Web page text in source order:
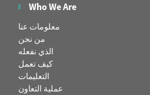
Who We Are
معلومات عنا
من نحن
الذي نفعله
كيف تعمل
التعليمات
عملية التعاون